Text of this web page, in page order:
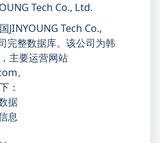
Tech Co., Ltd.
JINYOUNG Tech Co.,
完整数据库。该公司为韩
主要运营网站
。
：
据
息